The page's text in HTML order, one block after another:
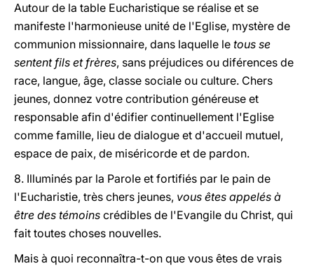
Autour de la table Eucharistique se réalise et se
manifeste l'harmonieuse unité de l'Eglise, mystère de
communion missionnaire, dans laquelle le tous se
sentent fils et frères, sans préjudices ou diférences de
race, langue, âge, classe sociale ou culture. Chers
jeunes, donnez votre contribution généreuse et
responsable afin d'édifier continuellement l'Eglise
comme famille, lieu de dialogue et d'accueil mutuel,
espace de paix, de miséricorde et de pardon.
8. Illuminés par la Parole et fortifiés par le pain de
l'Eucharistie, très chers jeunes, vous êtes appelés à
être des témoins crédibles de l'Evangile du Christ, qui
fait toutes choses nouvelles.
Mais à quoi reconnaîtra-t-on que vous êtes de vrais